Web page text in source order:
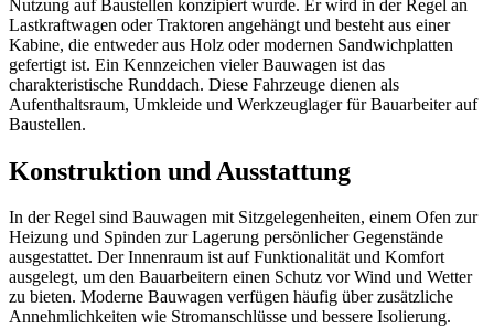
Nutzung auf Baustellen konzipiert wurde. Er wird in der Regel an
Lastkraftwagen oder Traktoren angehängt und besteht aus einer
Kabine, die entweder aus Holz oder modernen Sandwichplatten
gefertigt ist. Ein Kennzeichen vieler Bauwagen ist das
charakteristische Runddach. Diese Fahrzeuge dienen als
Aufenthaltsraum, Umkleide und Werkzeuglager für Bauarbeiter auf
Baustellen.
Konstruktion und Ausstattung
In der Regel sind Bauwagen mit Sitzgelegenheiten, einem Ofen zur
Heizung und Spinden zur Lagerung persönlicher Gegenstände
ausgestattet. Der Innenraum ist auf Funktionalität und Komfort
ausgelegt, um den Bauarbeitern einen Schutz vor Wind und Wetter
zu bieten. Moderne Bauwagen verfügen häufig über zusätzliche
Annehmlichkeiten wie Stromanschlüsse und bessere Isolierung.